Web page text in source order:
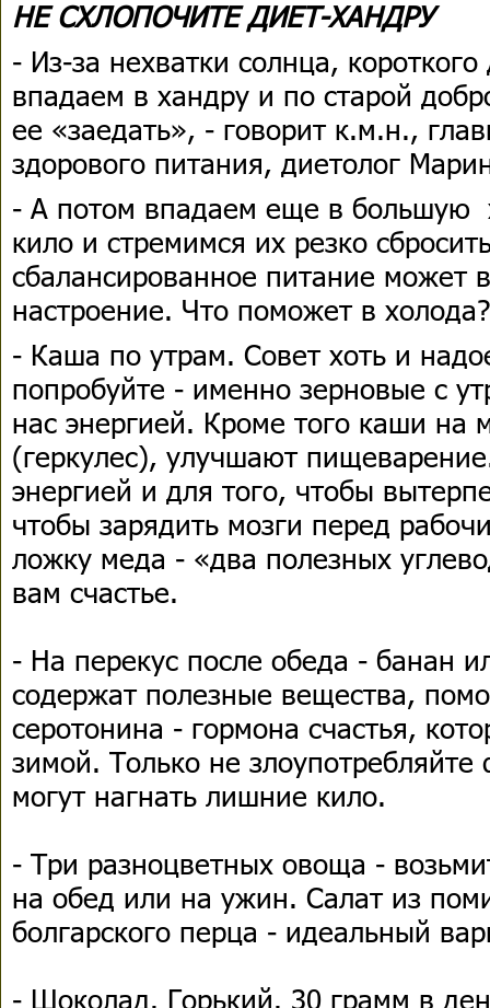
НЕ СХЛОПОЧИТЕ ДИЕТ-ХАНДРУ
- Из-за нехватки солнца,
впадаем в хандру и по старой
ее «заедать», - говорит к.м.н.,
здорового питания, диетолог
- А потом впадаем еще в большую
кило и стремимся их резко
сбалансированное питание может
настроение. Что поможет в холода?
- Каша по утрам. Совет хоть и
попробуйте - именно зерновые с
нас энергией. Кроме того каши на
(геркулес), улучшают
энергией и для того, чтобы
чтобы зарядить мозги перед
ложку меда - «два полезных
вам счастье.
- На перекус после обеда - банан
содержат полезные вещества,
серотонина - гормона счастья,
зимой. Только не
могут нагнать лишние кило.
- Три разноцветных овоща -
на обед или на ужин. Салат из
болгарского перца - идеальный
- Шоколад. Горький. 30 грамм в